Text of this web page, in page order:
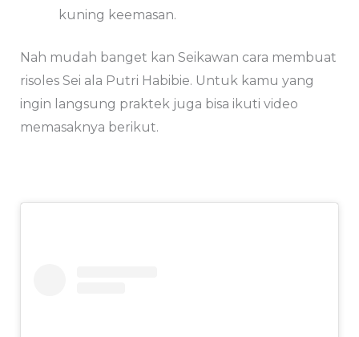
kuning keemasan.
Nah mudah banget kan Seikawan cara membuat
risoles Sei ala Putri Habibie. Untuk kamu yang
ingin langsung praktek juga bisa ikuti video
memasaknya berikut.